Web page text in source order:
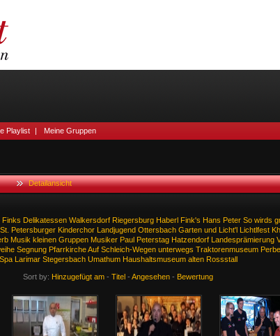
Playlist | Meine Gruppen
Detailansicht
Finks Delikatessen Walkersdorf Riegersburg Haberl Fink's Hans Peter So wirds
St. Petersburger Kinderchor Landjugend Ottersbach Garten und Licht'l Lichtlfest
Musik kleinen Gruppen Musiker Paul Peterstag Hatzendorf Landesprämierung
Segnung PfarrkircheAuf Schleich-Wegen unterwegs Traktorenmuseum
Spa Larimar Stegersbach Umathum Haushaltsmuseum alten Rossstall
Sort by: Hinzugefügt am - Titel - Angesehen - Bewertung